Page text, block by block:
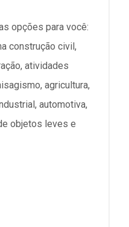
opções para você:
construção civil,
atividades
agricultura,
automotiva,
objetos leves e